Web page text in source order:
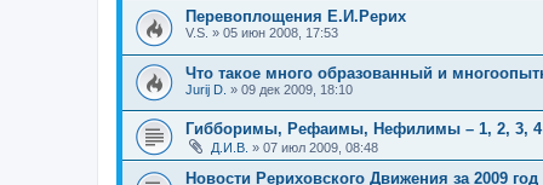
Перевоплощения Е.И.Рерих
V.S. » 05 июн 2008, 17:53
Что такое много образованный и
Jurij D. » 09 дек 2009, 18:10
Гибборимы, Рефаимы, Нефилимы – 1, 2, 3,
Д.И.В. » 07 июл 2009, 08:48
Новости Рериховского Движения за 2009 год